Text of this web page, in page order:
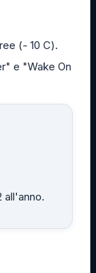
(- 10 C).
e "Wake On
all'anno.